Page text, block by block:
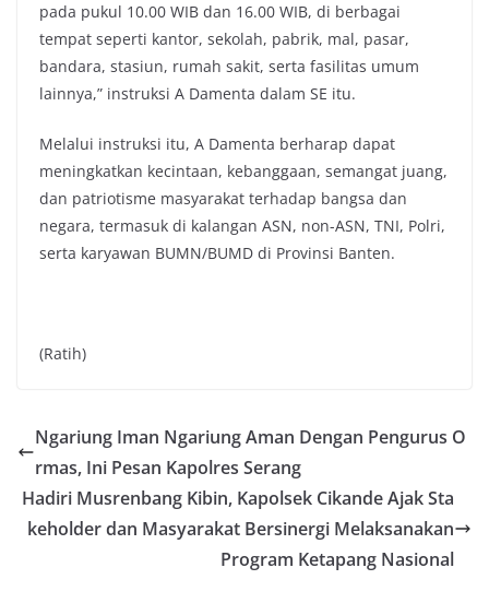
pada pukul 10.00 WIB dan 16.00 WIB, di berbagai
tempat seperti kantor, sekolah, pabrik, mal, pasar,
bandara, stasiun, rumah sakit, serta fasilitas umum
lainnya,” instruksi A Damenta dalam SE itu.
Melalui instruksi itu, A Damenta berharap dapat
meningkatkan kecintaan, kebanggaan, semangat juang,
dan patriotisme masyarakat terhadap bangsa dan
negara, termasuk di kalangan ASN, non-ASN, TNI, Polri,
serta karyawan BUMN/BUMD di Provinsi Banten.
(Ratih)
Ngariung Iman Ngariung Aman Dengan Pengurus O
rmas, Ini Pesan Kapolres Serang
Hadiri Musrenbang Kibin, Kapolsek Cikande Ajak Sta
keholder dan Masyarakat Bersinergi Melaksanakan
Program Ketapang Nasional